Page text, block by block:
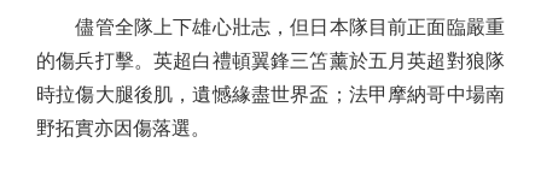
儘管全隊上下雄心壯志，但日本隊目前正面臨嚴重
的傷兵打擊。英超白禮頓翼鋒三笘薰於五月英超對狼隊
時拉傷大腿後肌，遺憾緣盡世界盃；法甲摩納哥中場南
野拓實亦因傷落選。